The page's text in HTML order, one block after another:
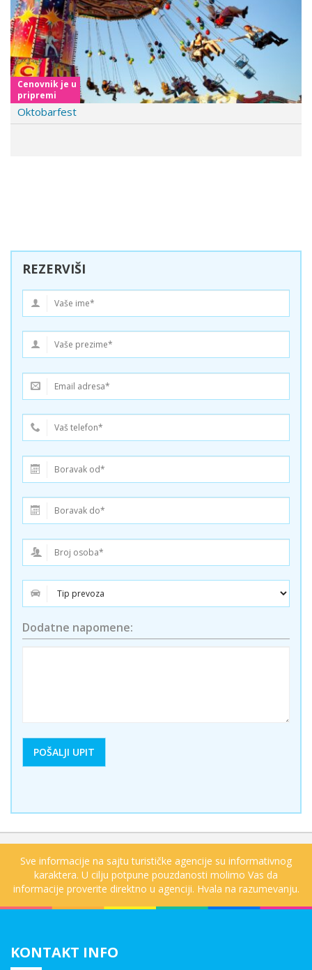
REZERVIŠI
Dodatne napomene:
Sve informacije na sajtu turističke agencije su informativnog
karaktera. U cilju potpune pouzdanosti molimo Vas da
informacije proverite direktno u agenciji. Hvala na razumevanju.
KONTAKT INFO